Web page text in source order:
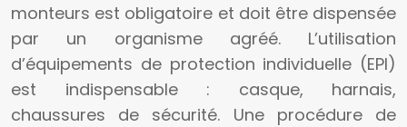
monteurs est obligatoire et doit être dispensée
par un organisme agréé. L’utilisation
d’équipements de protection individuelle (EPI)
est indispensable : casque, harnais,
chaussures de sécurité. Une procédure de